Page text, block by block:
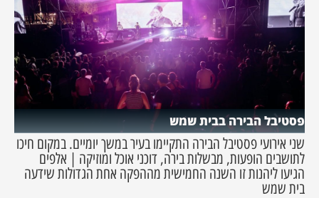
פסטיבל הבירה בבית שמש
שני אירועי פסטיבל הבירה התקיימו בעיר במשך יומיים. במקום חיכו
לתושבים הופעות, מבשלות בירה, דוכני אוכל ומוזיקה | אלפים
הגיעו ליהנות זו השנה החמישית מההפקה אחת הגדולות שידעה
בית שמש